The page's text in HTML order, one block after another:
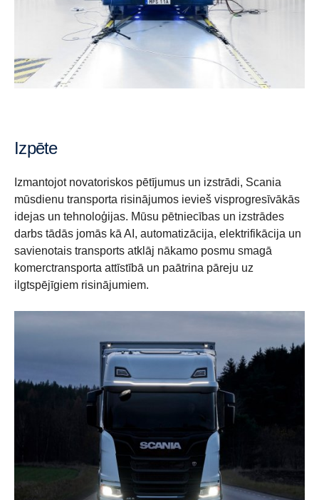
Izpēte
Izmantojot novatoriskos pētījumus un izstrādi, Scania
mūsdienu transporta risinājumos ievieš visprogresīvākās
idejas un tehnoloģijas. Mūsu pētniecības un izstrādes
darbs tādās jomās kā AI, automatizācija, elektrifikācija un
savienotais transports atklāj nākamo posmu smagā
komerctransporta attīstībā un paātrina pāreju uz
ilgtspējīgiem risinājumiem.